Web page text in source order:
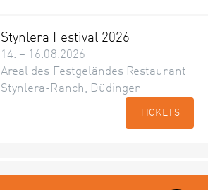
Stynlera Festival 2026
14. – 16.08.2026
Areal des Festgeländes Restaurant
Stynlera-Ranch, Düdingen
TICKETS